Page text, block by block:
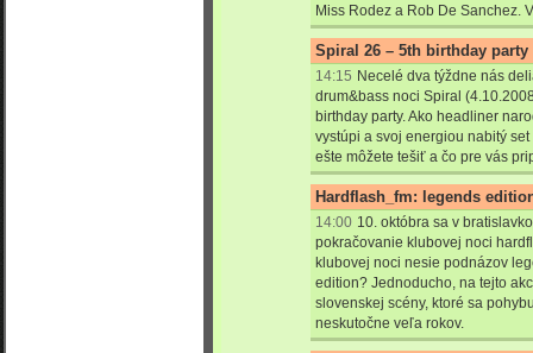
Miss Rodez a Rob De Sanchez.
Spiral 26 – 5th birthday
14:15 Necelé dva týždne nás
drum&bass noci Spiral
birthday party. Ako headliner
vystúpi a svoj energiou nabitý
ešte môžete tešiť a čo pre vás
Hardflash_fm: legends
14:00 10. októbra sa v
pokračovanie klubovej noci
klubovej noci nesie podnázov
edition? Jednoducho, na tejto
slovenskej scény, ktoré sa
neskutočne veľa rokov.